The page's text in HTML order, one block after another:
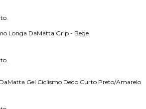
Longa DaMatta Grip - Bege
Gel Ciclismo Dedo Curto Preto/Amarelo